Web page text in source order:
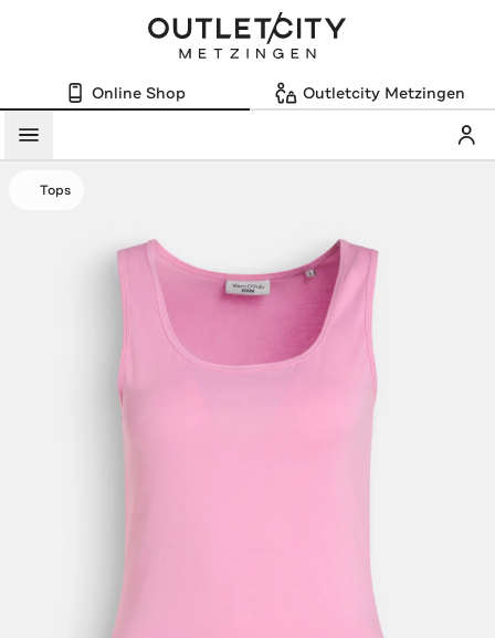
Online Shop Outletcity Metzingen
Menü
Tops